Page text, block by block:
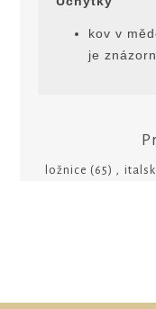
kov v
je
ložnice (65)